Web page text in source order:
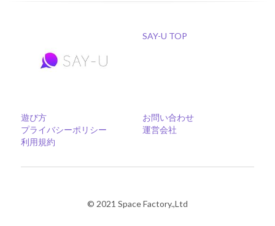
SAY-U TOP
遊び方
プライバシーポリシー
利用規約
お問い合わせ
運営会社
© 2021 Space Factory.,Ltd